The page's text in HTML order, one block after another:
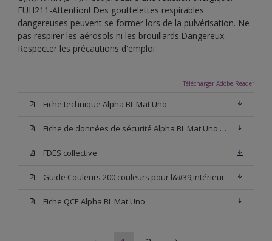
EUH211-Attention! Des gouttelettes respirables
dangereuses peuvent se former lors de la pulvérisation. Ne
pas respirer les aérosols ni les brouillards.Dangereux.
Respecter les précautions d'emploi
Télécharger Adobe Reader
Fiche technique Alpha BL Mat Uno
Fiche de données de sécurité Alpha BL Mat Uno Base W05
FDES collective
Guide Couleurs 200 couleurs pour l&#39;intérieur
Fiche QCE Alpha BL Mat Uno